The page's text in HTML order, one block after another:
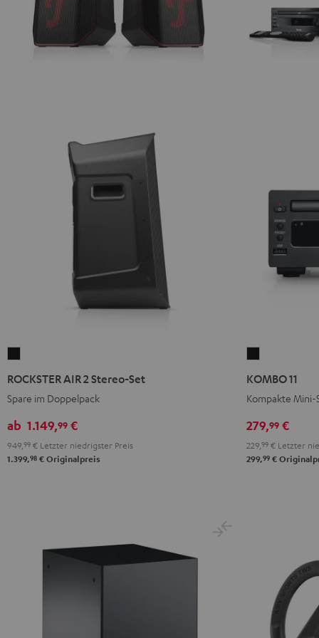
Stereo-
Set
Schwarz
ROCKSTER AIR 2 Stereo-Set
Spare im Doppelpack
ab 1.149,99 €
949,99 € Letzter niedrigster Preis
1.399,98 € Originalpreis
KOMBO 11
Kompakte
279,99 €
229,99 € Letzter
299,99 €